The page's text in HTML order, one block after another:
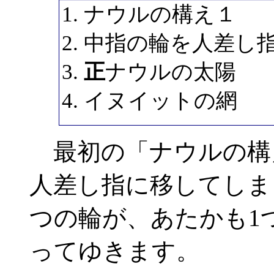
ナウルの構え１
中指の輪を人差し
正ナウルの太陽
イヌイットの網
最初の「ナウルの
人差し指に移してし
つの輪が、あたかも1
ってゆきます。